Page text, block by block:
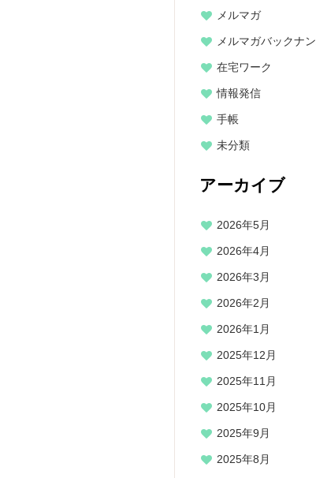
メルマガ
メルマガバックナ
在宅ワーク
情報発信
手帳
未分類
アーカイブ
2026年5月
2026年4月
2026年3月
2026年2月
2026年1月
2025年12月
2025年11月
2025年10月
2025年9月
2025年8月